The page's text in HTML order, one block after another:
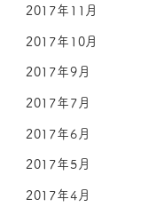
2017年11月
2017年10月
2017年9月
2017年7月
2017年6月
2017年5月
2017年4月